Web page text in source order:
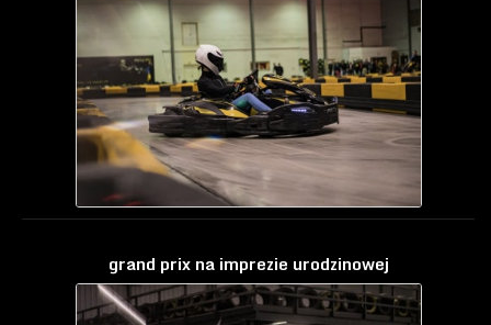
grand prix na imprezie urodzinowej